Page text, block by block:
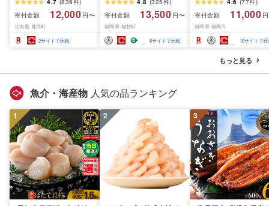
ぐし明太子 小分け 鹿部
明太 ご飯のお供 おにぎ
り お茶漬け チャーハン
パスタ ほぐし 大容量 辛
子明太子 選べる発送月
たいこ
4.7 (839件)
寄付金額
12,000 円〜
北海道 鹿部町
2サイトで比較
4.8 (325件)
寄付金額
13,500 円〜
福岡県 福智町
6サイトで比較
太子 めんたいこ 無着
切れ子 バラ子 理由あ
家庭用 明太 海鮮 大容
小分け 便利 福岡県 福
市 福岡 博多 九州
4.6 (77件)
寄付金額
11,000
福岡県 福岡市
10サイトで
もっと見る
魚介・海産物 人気の品ランキング
1 2 3